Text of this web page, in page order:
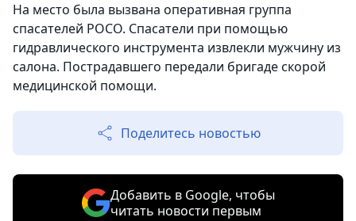
На место была вызвана оперативная группа
спасателей РОСО. Спасатели при помощью
гидравлического инструмента извлекли мужчину из
салона. Пострадавшего передали бригаде скорой
медицинской помощи.
Поделитесь новостью
Добавить в Google, чтобы
читать новости первым